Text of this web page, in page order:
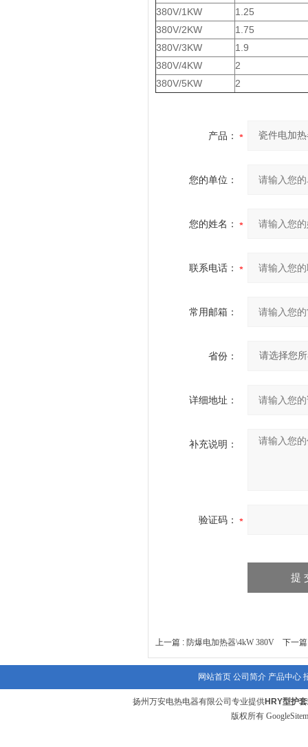
380V/1KW
1.25
380V/2KW
1.75
380V/3KW
1.9
380V/4KW
2
380V/5KW
2
产品：
您的单位：
您的姓名：
联系电话：
常用邮箱：
省份：
详细地址：
补充说明：
验证码：
上一篇 : 防爆电加热器\4kW 380V 下一
网站首页 公司简介 产品中心
扬州万安电热电器有限公司专业提供HRY型护
版权所有